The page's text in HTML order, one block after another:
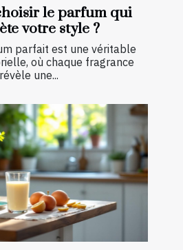
le parfum qui
votre style ?
parfait est une véritable
où chaque fragrance
révèle une...